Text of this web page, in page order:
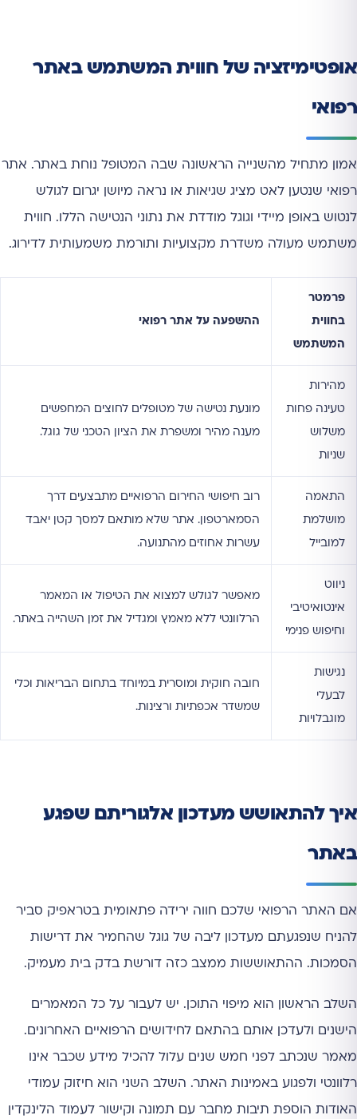
אופטימיזציה של חווית המשתמש באתר
רפואי
אמון מתחיל מהשנייה הראשונה שבה המטופל נוחת באתר. אתר
רפואי שנטען לאט מציג שגיאות או נראה מיושן יגרום לגולש
לנטוש באופן מיידי וגוגל מודדת את נתוני הנטישה הללו. חווית
משתמש מעולה משדרת מקצועיות ותורמת משמעותית לדירוג.
פרמטר
בחווית
המשתמש
ההשפעה על אתר רפואי
מהירות
טעינה פחות
משלוש
שניות
מונעת נטישה של מטופלים לחוצים המחפשים
מענה מהיר ומשפרת את הציון הטכני של גוגל.
התאמה
מושלמת
למובייל
רוב חיפושי החירום הרפואיים מתבצעים דרך
הסמארטפון. אתר שלא מותאם למסך קטן יאבד
עשרות אחוזים מהתנועה.
ניווט
אינטואיטיבי
וחיפוש פנימי
מאפשר לגולש למצוא את הטיפול או המאמר
הרלוונטי ללא מאמץ ומגדיל את זמן השהייה באתר.
נגישות
לבעלי
מוגבלויות
חובה חוקית ומוסרית במיוחד בתחום הבריאות וכלי
שמשדר אכפתיות ורצינות.
איך להתאושש מעדכון אלגוריתם שפגע
באתר
אם האתר הרפואי שלכם חווה ירידה פתאומית בטראפיק סביר
להניח שנפגעתם מעדכון ליבה של גוגל שהחמיר את דרישות
הסמכות. ההתאוששות ממצב כזה דורשת בדק בית מעמיק.
השלב הראשון הוא מיפוי התוכן. יש לעבור על כל המאמרים
הישנים ולעדכן אותם בהתאם לחידושים הרפואיים האחרונים.
מאמר שנכתב לפני חמש שנים עלול להכיל מידע שכבר אינו
רלוונטי ולפגוע באמינות האתר. השלב השני הוא חיזוק עמודי
האודות הוספת תיבות מחבר עם תמונה וקישור לעמוד הלינקדין